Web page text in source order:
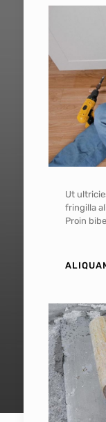
Ut
fringilla
Proin